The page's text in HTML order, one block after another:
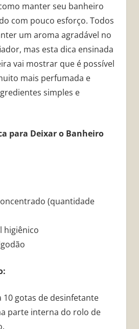
manter seu banheiro
com pouco esforço. Todos
um aroma agradável no
mas esta dica ensinada
vai mostrar que é possível
mais perfumada e
simples e
para Deixar o Banheiro
(quantidade
higiênico
10 gotas de desinfetante
parte interna do rolo de